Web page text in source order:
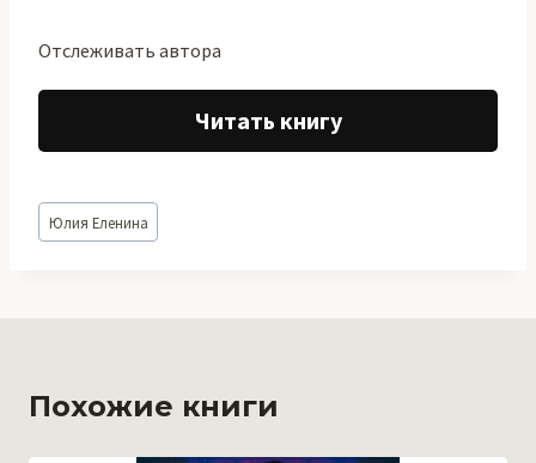
Отслеживать автора
Читать книгу
Метки
записи:
Юлия Еленина
Похожие книги